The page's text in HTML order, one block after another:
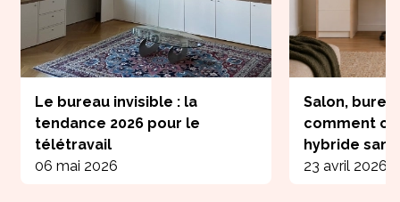
Le bureau invisible : la
tendance 2026 pour le
télétravail
06 mai 2026
Salon,
comment
hybride
23 avril 2026